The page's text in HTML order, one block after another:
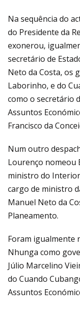
Na sequência do
do Presidente da
exonerou,
secretário de
Neto da Costa, os
Laborinho, e do
como o secretário
Assuntos
Francisco da
Num outro
Lourenço nomeou
ministro do
cargo de ministro
Manuel Neto da
Planeamento.
Foram igualmente
Nhunga como
Júlio Marcelino
do Cuando
Assuntos